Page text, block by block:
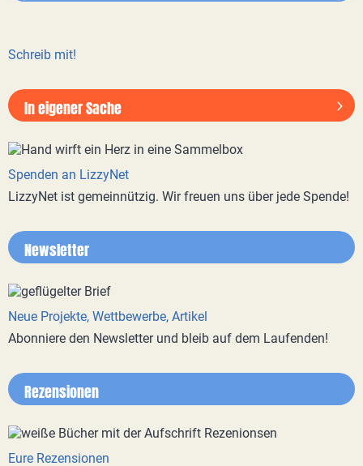
Schreib mit!
In eigener Sache
Spenden an LizzyNet
LizzyNet ist gemeinnützig. Wir freuen uns über jede Spende!
Newsletter
Neue Projekte, Wettbewerbe, Artikel
Abonniere den Newsletter und bleib auf dem Laufenden!
Rezensionen
Eure Rezensionen